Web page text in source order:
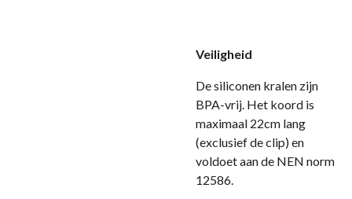
Veiligheid
De siliconen kralen zijn
BPA-vrij. Het koord is
maximaal 22cm lang
(exclusief de clip) en
voldoet aan de NEN norm
12586.